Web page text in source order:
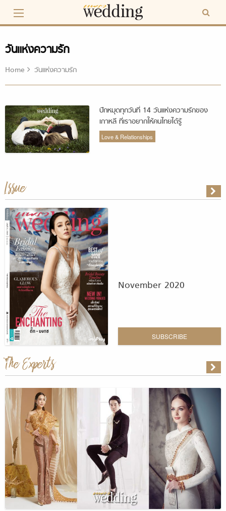
content
วันแห่งความรัก
Home วันแห่งความรัก
ปักหมุดทุกวันที่ 14 วันแห่งความรักของ
เกาหลี ที่เราอยากให้คนไทยได้รู้
Love & Relationships
Issue
November 2020
SUBSCRIBE
The Experts